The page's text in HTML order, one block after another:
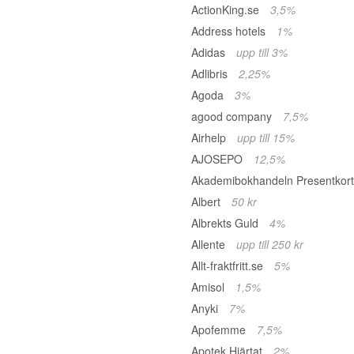
ActionKing.se
3,5%
Address hotels
1%
Adidas
upp till 3%
Adlibris
2,25%
Agoda
3%
agood company
7,5%
Airhelp
upp till 15%
AJOSEPO
12,5%
Akademibokhandeln
Albert
50 kr
Albrekts Guld
4%
Allente
upp till 250 kr
Allt-fraktfritt.se
5%
Amisol
1,5%
Anyki
7%
Apofemme
7,5%
Apotek Hjärtat
2%